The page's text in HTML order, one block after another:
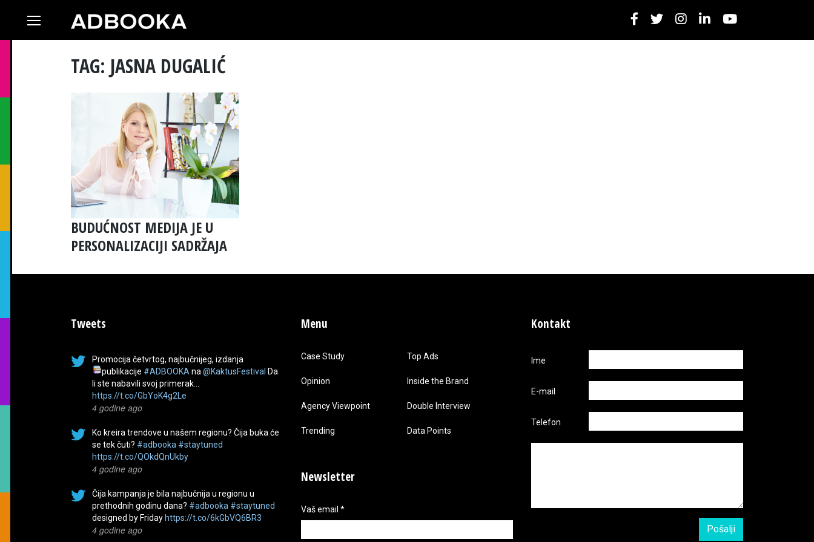
TAG: JASNA DUGALIĆ
BUDUĆNOST MEDIJA JE U
PERSONALIZACIJI SADRŽAJA
Tweets
Promocija četvrtog, najbučnijeg, izdanja
publikacije #ADBOOKA na @KaktusFestival Da
li ste nabavili svoj primerak…
https://t.co/GbYoK4g2Le
4 godine ago
Ko kreira trendove u našem regionu? Čija buka će
se tek čuti? #adbooka #staytuned
https://t.co/QOkdQnUkby
4 godine ago
Čija kampanja je bila najbučnija u regionu u
prethodnih godinu dana? #adbooka #staytuned
designed by Friday https://t.co/6kGbVQ6BR3
4 godine ago
Menu
Case Study Top Ads
Opinion Inside the Brand
Agency Viewpoint Double Interview
Trending Data Points
Newsletter
Vaš email *
Kontakt
Ime
E-mail
Telefon